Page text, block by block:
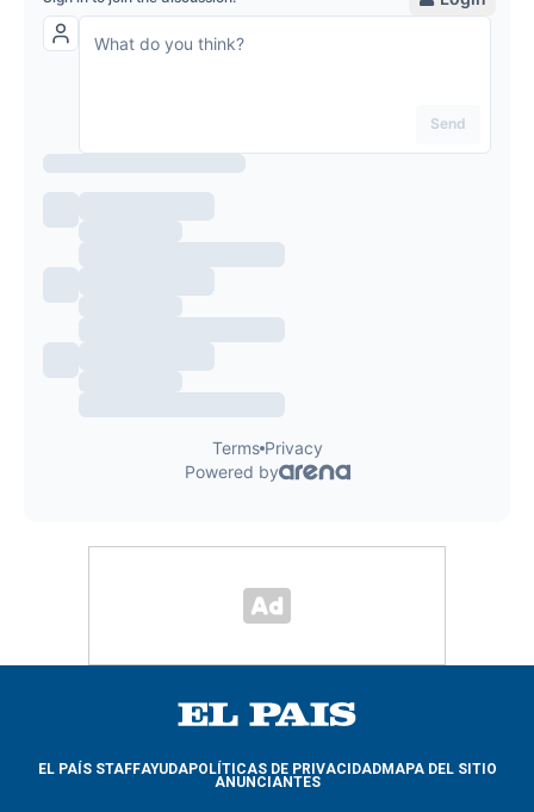
EL PAÍS STAFFAYUDAPOLÍTICAS DE PRIVACIDADMAPA DEL SITIO
ANUNCIANTES